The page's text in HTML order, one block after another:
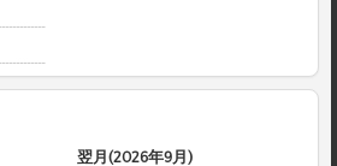
翌月(2026年9月)